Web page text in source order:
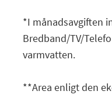
*I månadsavgiften
Bredband/TV/
varmvatten.
**Area enligt den